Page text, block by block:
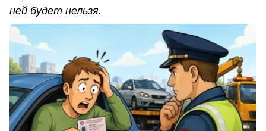
ней будет нельзя.